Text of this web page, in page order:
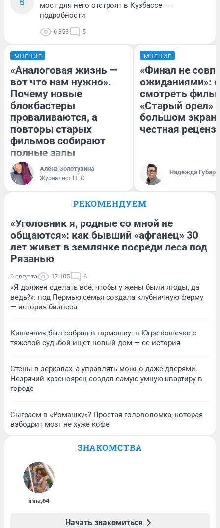
5
мост для него отстроят в Кузбассе —
подробности
6 353 5
МНЕНИЕ
«Аналоговая жизнь —
вот что нам нужно».
Почему новые
блокбастеры
проваливаются, а
повторы старых
фильмов собирают
полные залы
Алёна Золотухина
Журналист НГС
МНЕНИЕ
«Финал не
ожиданиями»:
смотреть
«Старый орел»
большом
честная
Надежда Губарь
РЕКОМЕНДУЕМ
«Уголовник я, родные со мной не
общаются»: как бывший «афганец» 30
лет живет в землянке посреди леса под
Рязанью
9 августа 17 105 6
«Я должен сделать всё, чтобы у жены были ягоды, да
ведь?»: под Пермью семья создала клубничную ферму
— история бизнеса
Кишечник был собран в гармошку: в Югре кошечка с
тяжелой судьбой ищет новый дом — ее история
Стены в зеркалах, а управлять можно даже дверями.
Незрячий красноярец создал самую умную квартиру в
городе
Сыграем в «Ромашку»? Простая головоломка, которая
взбодрит мозг не хуже кофе
ЗНАКОМСТВА
irina,64
Начать знакомиться